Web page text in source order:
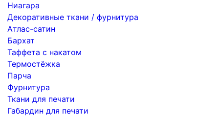
Ниагара
Декоративные ткани / фурнитура
Атлас-сатин
Бархат
Таффета с накатом
Термостёжка
Парча
Фурнитура
Ткани для печати
Габардин для печати